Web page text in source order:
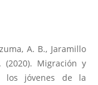
A. B., Jaramillo
Migración y
los jóvenes de la